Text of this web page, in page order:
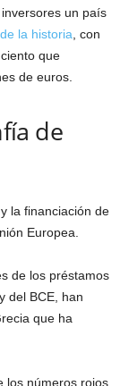
un país
la historia, con
que
de euros.
de
la financiación de
Europea.
de los préstamos
del BCE, han
que ha
los números rojos